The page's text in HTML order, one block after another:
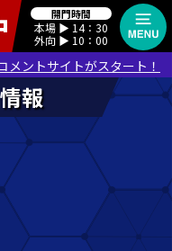
開門時間
本場 ▶︎ 14：30
外向 ▶︎ 10：00
メントサイトがスタート！